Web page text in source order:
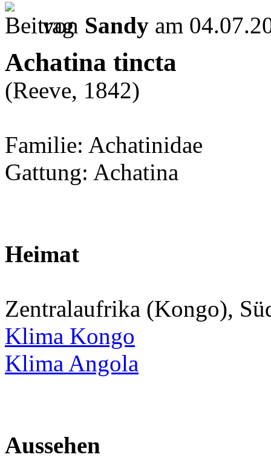
von Sandy am
Achatina tincta
(Reeve, 1842)
Familie: Achatinidae
Gattung: Achatina
Heimat
Zentralaufrika (Kongo),
Klima Kongo
Klima Angola
Aussehen